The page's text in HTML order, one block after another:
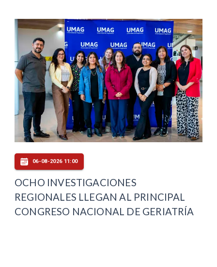
06-08-2026 11:00
OCHO INVESTIGACIONES
REGIONALES LLEGAN AL PRINCIPAL
CONGRESO NACIONAL DE GERIATRÍA